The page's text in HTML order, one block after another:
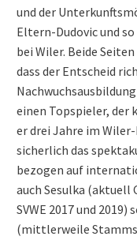
und der
Eltern-Dudovic und
bei Wiler. Beide
dass der Entscheid
einen Topspieler, der
er drei Jahre im
sicherlich das
bezogen auf
auch Sesulka (aktuell
SVWE 2017 und
(mittlerweile